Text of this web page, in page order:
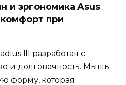
и эргономика Asus
комфорт при
III разработан с
и долговечность. Мышь
форму, которая